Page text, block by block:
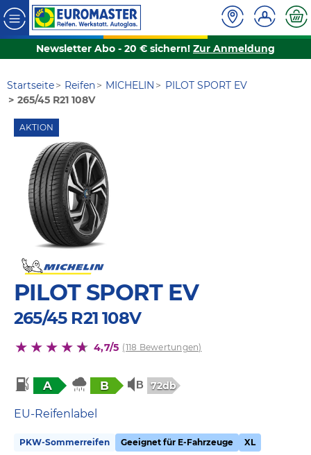
Newsletter Abo - 20 € sichern! Zur Anmeldung
Startseite Reifen MICHELIN
PILOT SPORT EV
265/45 R21 108V
AKTION
PILOT SPORT EV
265/45 R21 108V
4,7/5 (118 Bewertungen)
A B 72db
EU-Reifenlabel
PKW-Sommerreifen Geeignet für E-Fahrzeuge XL